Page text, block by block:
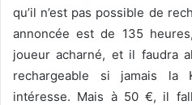
qu’il n’est pas possible de
annoncée est de 135
joueur acharné, et il faudra
rechargeable si jamais la
intéresse. Mais à 50 €, il